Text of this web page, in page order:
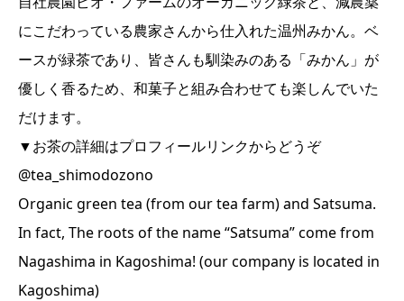
にこだわっている農家さんから仕入れた温州みかん。ベ
ースが緑茶であり、皆さんも馴染みのある「みかん」が
優しく香るため、和菓子と組み合わせても楽しんでいた
だけます。
▼お茶の詳細はプロフィールリンクからどうぞ
@tea_shimodozono
Organic green tea (from our tea farm) and Satsuma.
In fact, The roots of the name “Satsuma” come from
Nagashima in Kagoshima! (our company is located in
Kagoshima)